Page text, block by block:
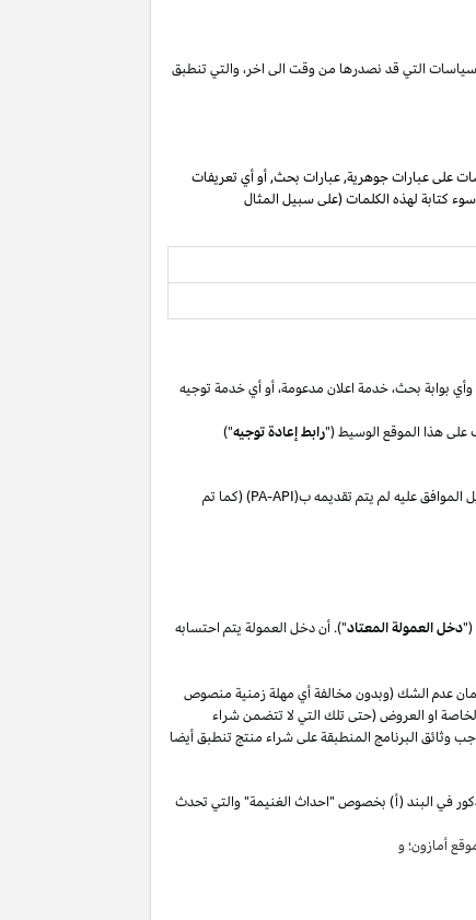
التي قد نصدرها من وقت الى اخر،والتي تنطبق
على عبارات جوهرية, عبارات بحث, أو أي تعريفات
كتابة لهذه الكلمات (على سبيل المثال
وأي بوابة بحث،خدمة اعلان مدعومة،أوأي خدمة توجيه
على هذا الموقع الوسيط ("رابط إعادة توجيه")
الموافقعليه لم يتم تقديمه ب(PA-API) (كما تم
("دخل العمولة المعتاد"). أن دخل العمولة يتم احتسابه
عدم الشك (وبدون مخالفة أي مهلة زمنية منصوص
او العروض (حتى تلك التي لا تتضمن شراء
وثائق البرنامج المنطبقة على شراء منتج تنطبق أيضا
في البند (أ) بخصوص "احداث الغنيمة" والتي تحدث
أمازون؛ و